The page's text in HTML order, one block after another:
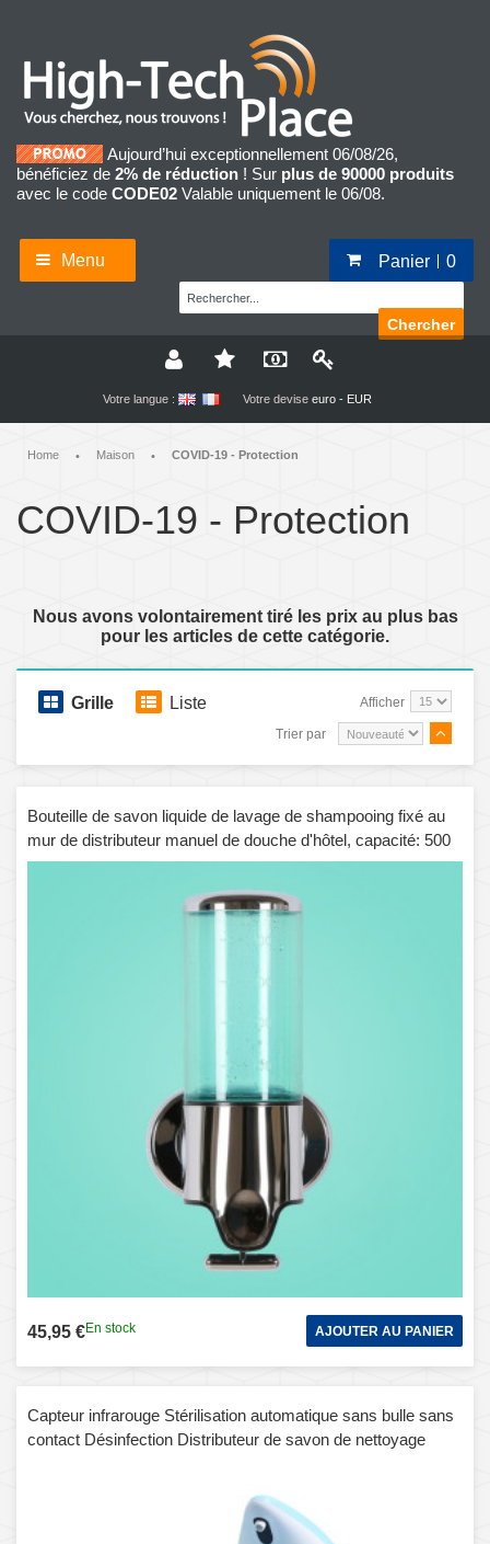
Aujourd’hui exceptionnellement 06/08/26,
bénéficiez de 2% de réduction ! Sur plus de 90000 produits
avec le code CODE02 Valable uniquement le 06/08.
Menu Panier 0
Chercher
Votre langue : Votre devise euro - EUR
Home • Maison • COVID-19 - Protection
COVID-19 - Protection
Nous avons volontairement tiré les prix au plus bas
pour les articles de cette catégorie.
Grille Liste Afficher
Trier par
Bouteille de savon liquide de lavage de shampooing fixé au
mur de distributeur manuel de douche d'hôtel, capacité: 500
ml (vert)
45,95 €En stock AJOUTER AU PANIER
Capteur infrarouge Stérilisation automatique sans bulle sans
contact Désinfection Distributeur de savon de nettoyage